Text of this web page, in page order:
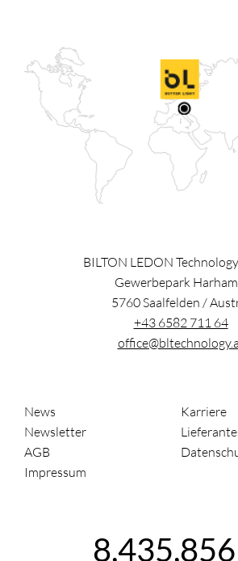
BILTON LEDON
Gewerbepark
5760Saalfelden /
+43 6582 711 64
News
Karriere
Newsletter
AGB
Impressum
8,435,856